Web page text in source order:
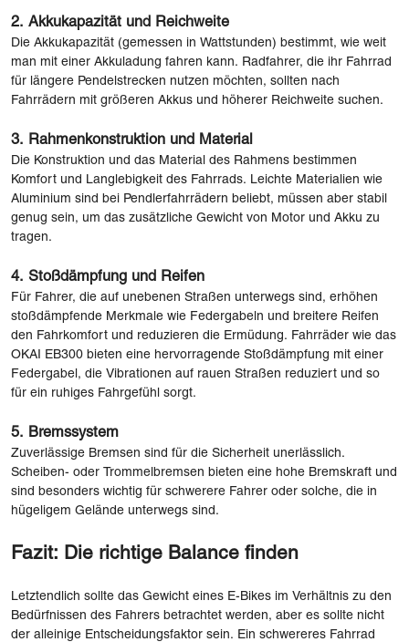
2. Akkukapazität und Reichweite
Die Akkukapazität (gemessen in Wattstunden) bestimmt, wie weit
man mit einer Akkuladung fahren kann. Radfahrer, die ihr Fahrrad
für längere Pendelstrecken nutzen möchten, sollten nach
Fahrrädern mit größeren Akkus und höherer Reichweite suchen.
3. Rahmenkonstruktion und Material
Die Konstruktion und das Material des Rahmens bestimmen
Komfort und Langlebigkeit des Fahrrads. Leichte Materialien wie
Aluminium sind bei Pendlerfahrrädern beliebt, müssen aber stabil
genug sein, um das zusätzliche Gewicht von Motor und Akku zu
tragen.
4. Stoßdämpfung und Reifen
Für Fahrer, die auf unebenen Straßen unterwegs sind, erhöhen
stoßdämpfende Merkmale wie Federgabeln und breitere Reifen
den Fahrkomfort und reduzieren die Ermüdung. Fahrräder wie das
OKAI EB300 bieten eine hervorragende Stoßdämpfung mit einer
Federgabel, die Vibrationen auf rauen Straßen reduziert und so
für ein ruhiges Fahrgefühl sorgt.
5. Bremssystem
Zuverlässige Bremsen sind für die Sicherheit unerlässlich.
Scheiben- oder Trommelbremsen bieten eine hohe Bremskraft und
sind besonders wichtig für schwerere Fahrer oder solche, die in
hügeligem Gelände unterwegs sind.
Fazit: Die richtige Balance finden
Letztendlich sollte das Gewicht eines E-Bikes im Verhältnis zu den
Bedürfnissen des Fahrers betrachtet werden, aber es sollte nicht
der alleinige Entscheidungsfaktor sein. Ein schwereres Fahrrad